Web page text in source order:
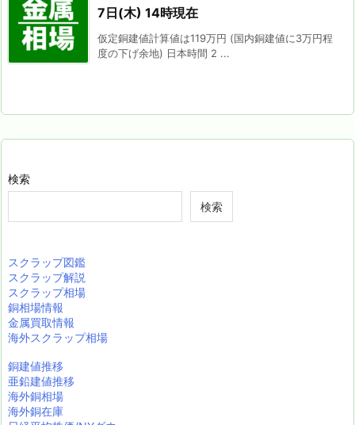
7日(木) 14時現在
仮定銅建値計算値は119万円 (国内銅建値に3万円程
度の下げ余地) 日本時間 2 ...
検索
検索
スクラップ図鑑
スクラップ解説
スクラップ相場
銅相場情報
金属買取情報
海外スクラップ相場
銅建値推移
亜鉛建値推移
海外銅相場
海外銅在庫